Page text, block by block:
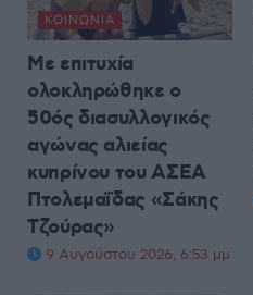
ΚΟΙΝΩΝΊΑ
Με επιτυχία
ολοκληρώθηκε ο
50ός διασυλλογικός
αγώνας αλιείας
κυπρίνου του ΑΣΕΑ
Πτολεμαΐδας «Σάκης
Τζούρας»
9 Αυγούστου 2026, 6:53 μμ